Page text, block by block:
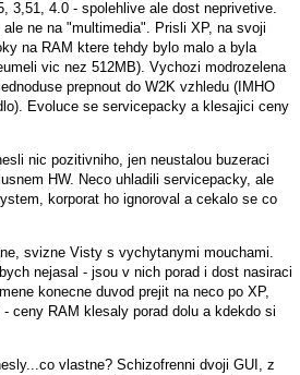
3,51, 4.0 - spolehlive ale dost neprivetive.
ne na "multimedia". Prisli XP, na svoji
na RAM ktere tehdy bylo malo a byla
vic nez 512MB). Vychozi modrozelena
prepnout do W2K vzhledu (IMHO
Evoluce se servicepacky a klesajici ceny
nic pozitivniho, jen neustalou buzeraci
HW. Neco uhladili servicepacky, ale
korporat ho ignoroval a cekalo se co
svizne Visty s vychytanymi mouchami.
nejasal - jsou v nich porad i dost nasiraci
konecne duvod prejit na neco po XP,
ceny RAM klesaly porad dolu a kdekdo si
vlastne? Schizofrenni dvoji GUI, z